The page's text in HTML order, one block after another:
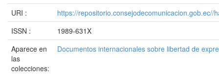
URI :
https://repositorio.consejodecomunicacion.gob.ec//
ISSN :
1989-631X
Aparece en
las
colecciones:
Documentos internacionales sobre libertad de